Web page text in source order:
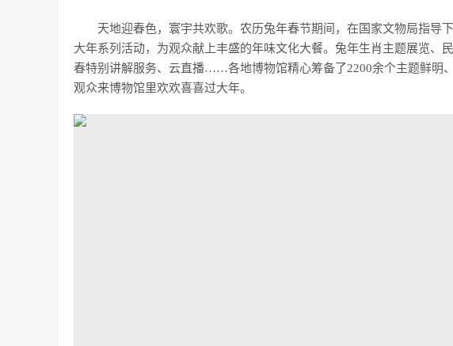
天地迎春色，寰宇共欢歌。农历兔年春节期间，在国家文物局指导
大年系列活动，为观众献上丰盛的年味文化大餐。兔年生肖主题展览、
春特别讲解服务、云直播……各地博物馆精心筹备了2200余个主题鲜明
观众来博物馆里欢欢喜喜过大年。